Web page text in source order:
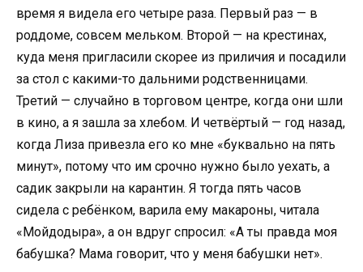
время я видела его четыре раза. Первый раз — в
роддоме, совсем мельком. Второй — на крестинах,
куда меня пригласили скорее из приличия и посадили
за стол с какими-то дальними родственницами.
Третий — случайно в торговом центре, когда они шли
в кино, а я зашла за хлебом. И четвёртый — год назад,
когда Лиза привезла его ко мне «буквально на пять
минут», потому что им срочно нужно было уехать, а
садик закрыли на карантин. Я тогда пять часов
сидела с ребёнком, варила ему макароны, читала
«Мойдодыра», а он вдруг спросил: «А ты правда моя
бабушка? Мама говорит, что у меня бабушки нет».